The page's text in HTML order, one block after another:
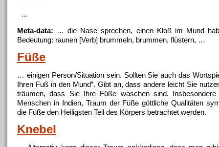
…
Meta-data: … die Nase sprechen, einen Kloß im Mund
Bedeutung: raunen [Verb] brummeln, brummen, flüstern, …
Füße
… einigen Person/Situation sein. Sollten Sie auch das
Ihren Fuß in den Mund”. Gibt an, dass andere leicht Sie
träumen, dass Sie Ihre Füße waschen sind.
Menschen in Indien, Traum der Füße göttliche Qualitäten
die Füße den Heiligsten Teil des Körpers betrachtet werden.
Knebel